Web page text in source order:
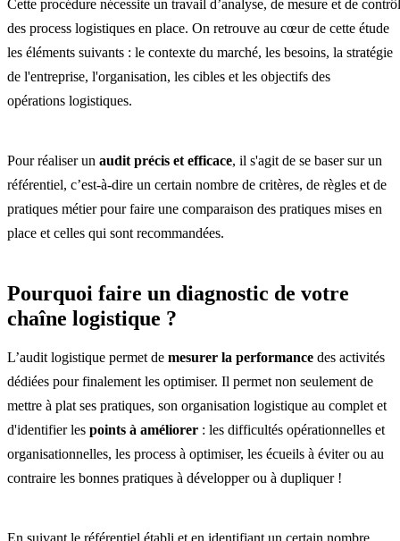
Cette procédure nécessite un travail d’analyse, de mesure et de
des process logistiques en place. On retrouve au cœur de cette étude
les éléments suivants : le contexte du marché, les besoins, la stratégie
de l'entreprise, l'organisation, les cibles et les objectifs des
opérations logistiques.
Pour réaliser un audit précis et efficace, il s'agit de se baser sur un
référentiel, c’est-à-dire un certain nombre de critères, de règles et de
pratiques métier pour faire une comparaison des pratiques mises en
place et celles qui sont recommandées.
Pourquoi faire un diagnostic de votre
chaîne logistique ?
L’audit logistique permet de mesurer la performance des activités
dédiées pour finalement les optimiser. Il permet non seulement de
mettre à plat ses pratiques, son organisation logistique au complet et
d'identifier les points à améliorer : les difficultés opérationnelles et
organisationnelles, les process à optimiser, les écueils à éviter ou au
contraire les bonnes pratiques à développer ou à dupliquer !